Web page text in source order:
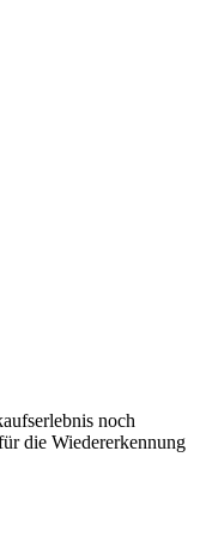
noch
die Wiedererkennung